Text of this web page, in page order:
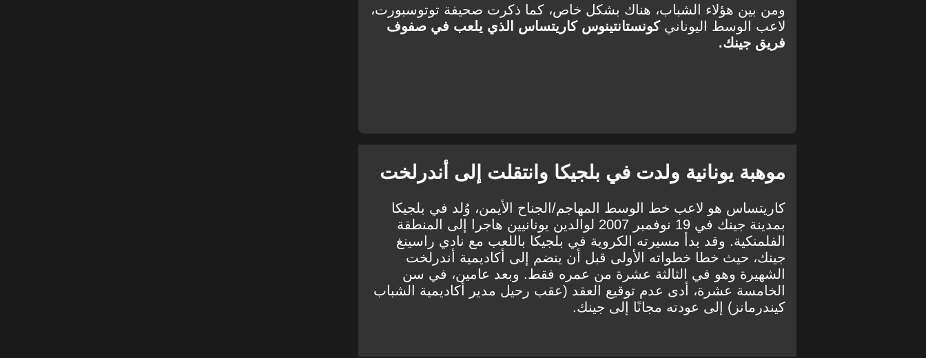
ومن بين هؤلاء الشباب، هناك بشكل خاص، كما ذكرت صحيفة توتوسبورت،
لاعب الوسط اليونانيكونستانتينوس كاريتساس الذي يلعب في صفوف
فريق جينك.
موهبة يونانية ولدت في بلجيكا وانتقلت إلى أندرلخت
كاريتساس هو لاعب خط الوسط المهاجم/الجناح الأيمن، وُلد في بلجيكا
بمدينة جينك في 19 نوفمبر 2007 لوالدين يونانيين هاجرا إلى المنطقة
الفلمنكية. وقد بدأ مسيرته الكروية في بلجيكا باللعب مع نادي راسينغ
جينك، حيث خطا خطواته الأولى قبل أن ينضم إلى أكاديمية أندرلخت
الشهيرة وهو في الثالثة عشرة من عمره فقط. وبعد عامين، في سن
الخامسة عشرة، أدى عدم توقيع العقد (عقب رحيل مدير أكاديمية الشباب
كيندرمانز) إلى عودته مجانًا إلى جينك.